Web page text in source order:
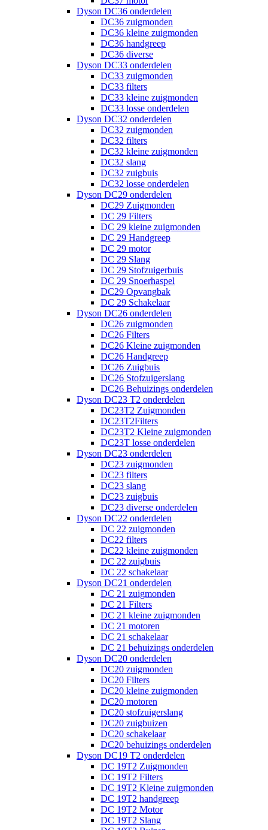
Dyson DC36 onderdelen
DC36 zuigmonden
DC36 kleine zuigmonden
DC36 handgreep
DC36 diverse
Dyson DC33 onderdelen
DC33 zuigmonden
DC33 filters
DC33 kleine zuigmonden
DC33 losse onderdelen
Dyson DC32 onderdelen
DC32 zuigmonden
DC32 filters
DC32 kleine zuigmonden
DC32 slang
DC32 zuigbuis
DC32 losse onderdelen
Dyson DC29 onderdelen
DC29 Zuigmonden
DC 29 Filters
DC 29 kleine zuigmonden
DC 29 Handgreep
DC 29 motor
DC 29 Slang
DC 29 Stofzuigerbuis
DC 29 Snoerhaspel
DC29 Opvangbak
DC 29 Schakelaar
Dyson DC26 onderdelen
DC26 zuigmonden
DC26 Filters
DC26 Kleine zuigmonden
DC26 Handgreep
DC26 Zuigbuis
DC26 Stofzuigerslang
DC26 Behuizings onderdelen
Dyson DC23 T2 onderdelen
DC23T2 Zuigmonden
DC23T2Filters
DC23T2 Kleine zuigmonden
DC23T losse onderdelen
Dyson DC23 onderdelen
DC23 zuigmonden
DC23 filters
DC23 slang
DC23 zuigbuis
DC23 diverse onderdelen
Dyson DC22 onderdelen
DC 22 zuigmonden
DC22 filters
DC22 kleine zuigmonden
DC 22 zuigbuis
DC 22 schakelaar
Dyson DC21 onderdelen
DC 21 zuigmonden
DC 21 Filters
DC 21 kleine zuigmonden
DC 21 motoren
DC 21 schakelaar
DC 21 behuizings onderdelen
Dyson DC20 onderdelen
DC20 zuigmonden
DC20 Filters
DC20 kleine zuigmonden
DC20 motoren
DC20 stofzuigerslang
DC20 zuigbuizen
DC20 schakelaar
DC20 behuizings onderdelen
Dyson DC19 T2 onderdelen
DC 19T2 Zuigmonden
DC 19T2 Filters
DC 19T2 Kleine zuigmonden
DC 19T2 handgreep
DC 19T2 Motor
DC 19T2 Slang